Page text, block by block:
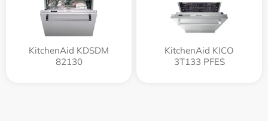
KitchenAid KDSDM
82130
KitchenAid KICO
3T133 PFES